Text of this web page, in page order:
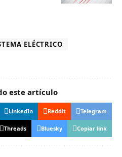
ELÉCTRICO
este artículo
LinkedIn Reddit Telegram
Threads Bluesky Copiar link